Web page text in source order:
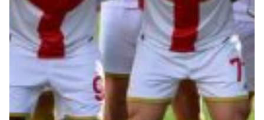
Summer Sale
Mare
Accessori
Party